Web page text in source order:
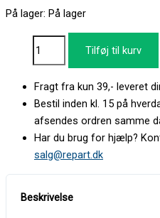
På lager: På lager
Tilføj til kurv
Fragt fra kun 39,- leveret
Bestil inden kl. 15 på
afsendes ordren samme
Har du brug for hjælp?
salg@repart.dk